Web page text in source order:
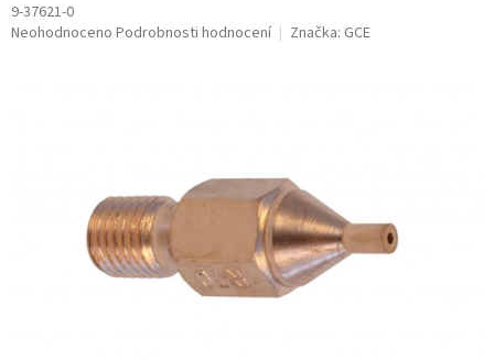
9-37621-0
Průměrné
Neohodnoceno Podrobnosti hodnocení Značka: GCE